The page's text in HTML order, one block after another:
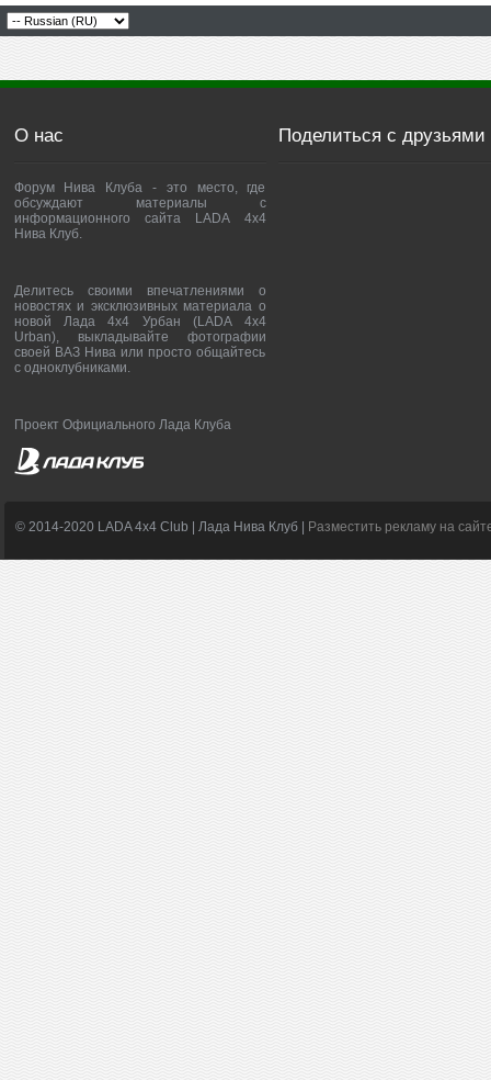
О нас
Форум Нива Клуба - это место, где
обсуждают материалы с
информационного сайта LADA 4x4
Нива Клуб.
Делитесь своими впечатлениями о
новостях и эксклюзивных материала о
новой Лада 4х4 Урбан (LADA 4x4
Urban), выкладывайте фотографии
своей ВАЗ Нива или просто общайтесь
с одноклубниками.
Проект Официального Лада Клуба
Поделиться с друзьями
© 2014-2020 LADA 4x4 Club | Лада Нива Клуб | Разместить рекламу на